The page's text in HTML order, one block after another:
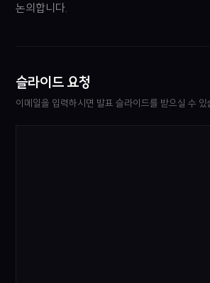
논의합니다.
슬라이드 요청
이메일을 입력하시면 발표 슬라이드를 받으실 수 있